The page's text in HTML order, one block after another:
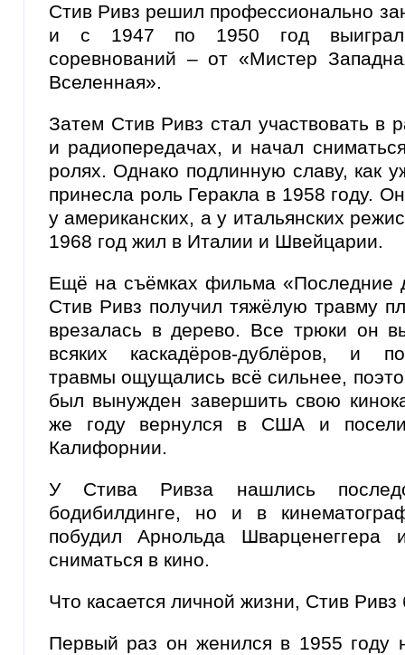
Стив Ривз решил профессионально
и с 1947 по 1950 год выиграл
соревнований – от «Мистер
Вселенная».
Затем Стив Ривз стал участвовать в
и радиопередачах, и начал
ролях. Однако подлинную славу, как
принесла роль Геракла в 1958 году.
у американских, а у итальянских
1968 год жил в Италии и Швейцарии.
Ещё на съёмках фильма «Последние
Стив Ривз получил тяжёлую травму
врезалась в дерево. Все трюки он
всяких каскадёров-дублёров, и
травмы ощущались всё сильнее,
был вынужден завершить свою
же году вернулся в США и
Калифорнии.
У Стива Ривза нашлись
бодибилдинге, но и в
побудил Арнольда Шварценеггера
сниматься в кино.
Что касается личной жизни, Стив
Первый раз он женился в 1955 году